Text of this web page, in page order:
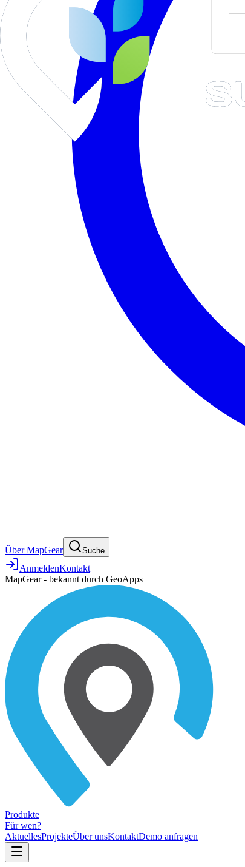
Über MapGear Suche
AnmeldenKontakt
MapGear - bekannt durch GeoApps
Produkte
Für wen?
AktuellesProjekteÜber unsKontaktDemo anfragen